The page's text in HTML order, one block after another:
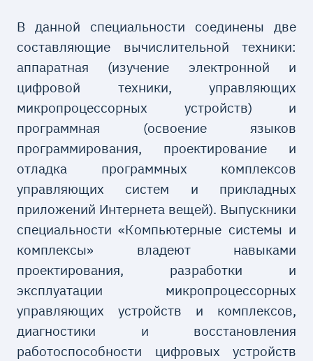
В данной специальности соединены две
составляющие вычислительной техники:
аппаратная (изучение электронной и
цифровой техники, управляющих
микропроцессорных устройств) и
программная (освоение языков
программирования, проектирование и
отладка программных комплексов
управляющих систем и прикладных
приложений Интернета вещей). Выпускники
специальности «Компьютерные системы и
комплексы» владеют навыками
проектирования, разработки и
эксплуатации микропроцессорных
управляющих устройств и комплексов,
диагностики и восстановления
работоспособности цифровых устройств